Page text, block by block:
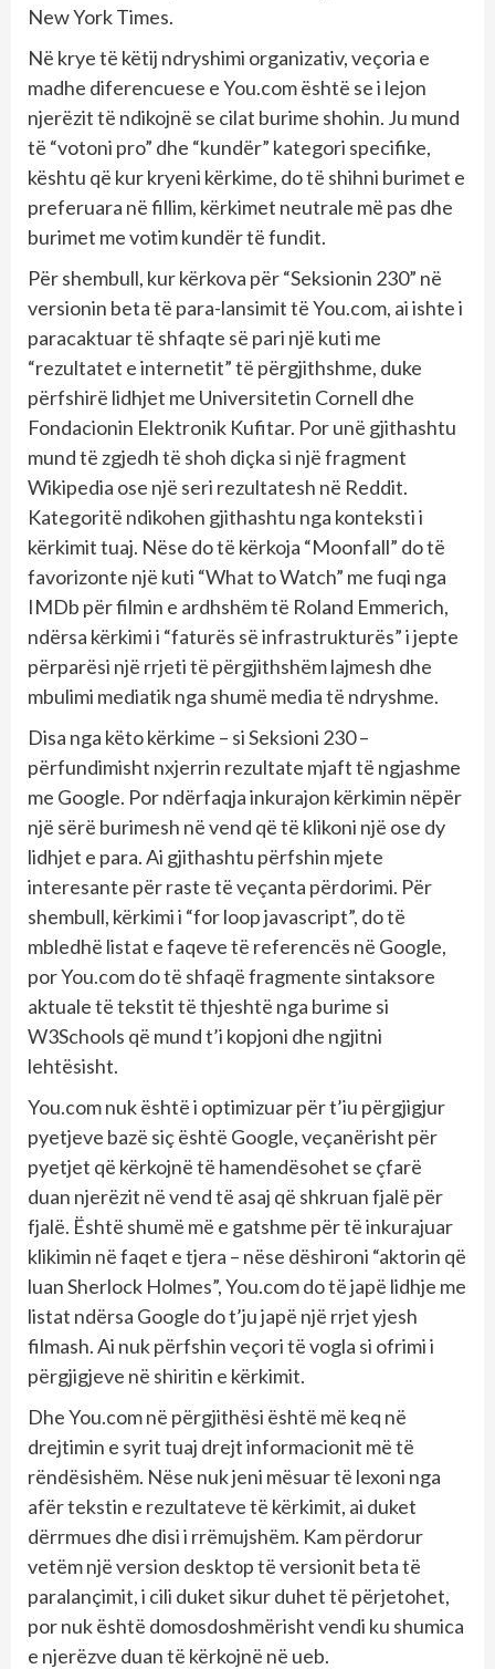
New York Times.
Në krye të këtij ndryshimi organizativ, veçoria e
madhe diferencuese e You.com është se i lejon
njerëzit të ndikojnë se cilat burime shohin. Ju mund
të “votoni pro” dhe “kundër” kategori specifike,
kështu që kur kryeni kërkime, do të shihni burimet e
preferuara në fillim, kërkimet neutrale më pas dhe
burimet me votim kundër të fundit.
Për shembull, kur kërkova për “Seksionin 230” në
versionin beta të para-lansimit të You.com, ai ishte i
paracaktuar të shfaqte së pari një kuti me
“rezultatet e internetit” të përgjithshme, duke
përfshirë lidhjet me Universitetin Cornell dhe
Fondacionin Elektronik Kufitar. Por unë gjithashtu
mund të zgjedh të shoh diçka si një fragment
Wikipedia ose një seri rezultatesh në Reddit.
Kategoritë ndikohen gjithashtu nga konteksti i
kërkimit tuaj. Nëse do të kërkoja “Moonfall” do të
favorizonte një kuti “What to Watch” me fuqi nga
IMDb për filmin e ardhshëm të Roland Emmerich,
ndërsa kërkimi i “faturës së infrastrukturës” i jepte
përparësi një rrjeti të përgjithshëm lajmesh dhe
mbulimi mediatik nga shumë media të ndryshme.
Disa nga këto kërkime – si Seksioni 230 –
përfundimisht nxjerrin rezultate mjaft të ngjashme
me Google. Por ndërfaqja inkurajon kërkimin nëpër
një sërë burimesh në vend që të klikoni një ose dy
lidhjet e para. Ai gjithashtu përfshin mjete
interesante për raste të veçanta përdorimi. Për
shembull, kërkimi i “for loop javascript”, do të
mbledhë listat e faqeve të referencës në Google,
por You.com do të shfaqë fragmente sintaksore
aktuale të tekstit të thjeshtë nga burime si
W3Schools që mund t’i kopjoni dhe ngjitni
lehtësisht.
You.com nuk është i optimizuar për t’iu përgjigjur
pyetjeve bazë siç është Google, veçanërisht për
pyetjet që kërkojnë të hamendësohet se çfarë
duan njerëzit në vend të asaj që shkruan fjalë për
fjalë. Është shumë më e gatshme për të inkurajuar
klikimin në faqet e tjera – nëse dëshironi “aktorin që
luan Sherlock Holmes”, You.com do të japë lidhje me
listat ndërsa Google do t’ju japë një rrjet yjesh
filmash. Ai nuk përfshin veçori të vogla si ofrimi i
përgjigjeve në shiritin e kërkimit.
Dhe You.com në përgjithësi është më keq në
drejtimin e syrit tuaj drejt informacionit më të
rëndësishëm. Nëse nuk jeni mësuar të lexoni nga
afër tekstin e rezultateve të kërkimit, ai duket
dërrmues dhe disi i rrëmujshëm. Kam përdorur
vetëm një version desktop të versionit beta të
paralançimit, i cili duket sikur duhet të përjetohet,
por nuk është domosdoshmërisht vendi ku shumica
e njerëzve duan të kërkojnë në ueb.